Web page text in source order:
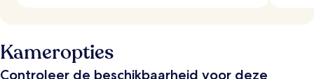
Kameropties
Controleer de beschikbaarheid voor deze